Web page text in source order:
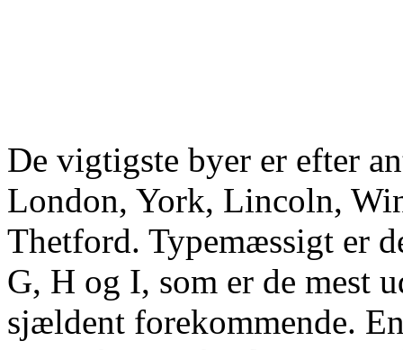
De vigtigste byer er efter
London, York, Lincoln,
Thetford. Typemæssigt er
G, H og I, som er de mest
sjældent forekommende.